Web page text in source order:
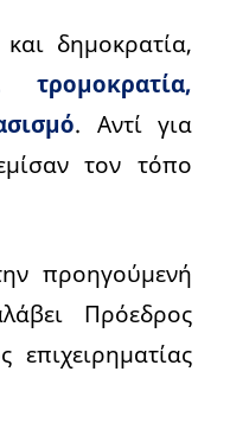
δημοκρατία,
. Αντί για
τον τόπο
προηγούμενή
Πρόεδρος